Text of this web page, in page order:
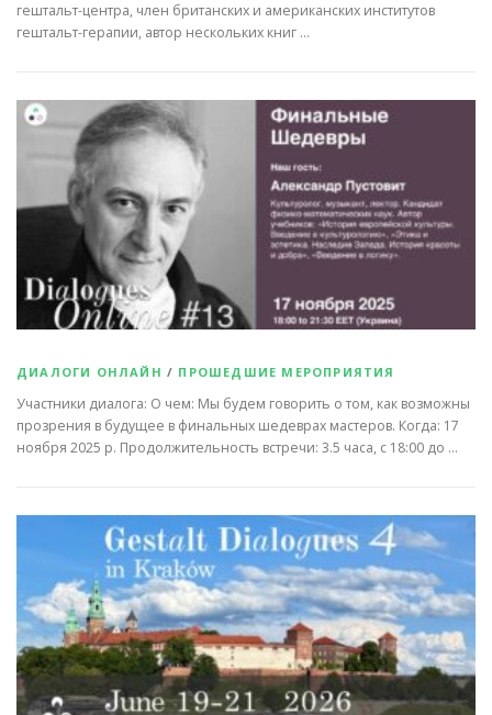
гештальт-центра, член британских и американских институтов
гештальт-герапии, автор нескольких книг …
ДИАЛОГИ ОНЛАЙН / ПРОШЕДШИЕ МЕРОПРИЯТИЯ
Участники диалога: О чем: Мы будем говорить о том, как возможны
прозрения в будущее в финальных шедеврах мастеров. Когда: 17
ноября 2025 р. Продолжительность встречи: 3.5 часа, с 18:00 до …